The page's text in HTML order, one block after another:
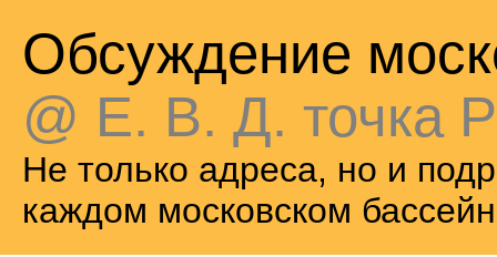
Обсуждение
@ Е. В. Д. точка
Не только адреса, но и
каждом московском